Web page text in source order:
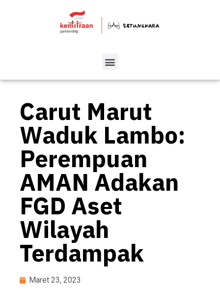
Carut Marut
Waduk Lambo:
Perempuan
AMAN Adakan
FGD Aset
Wilayah
Terdampak
Maret 23, 2023